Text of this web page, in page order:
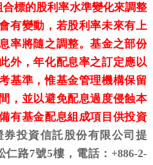
標的股利率水準變化來調整
有變動，若股利率未來有上
率將隨之調整。基金之部份
外，年化配息率之訂定應以
基準，惟基金管理機構保留
，並以避免配息過度侵蝕本
有基金配息組成項目供投資
券投資信託股份有限公司提
仁路7號5樓，電話：+886-2-